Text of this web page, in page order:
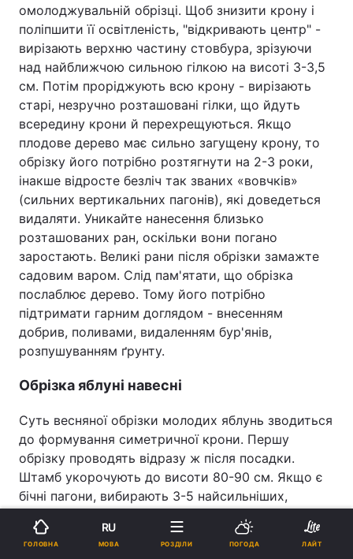
омолоджувальній обрізці. Щоб знизити крону і
поліпшити її освітленість, "відкривають центр" -
вирізають верхню частину стовбура, зрізуючи
над найближчою сильною гілкою на висоті 3-3,5
см. Потім проріджують всю крону - вирізають
старі, незручно розташовані гілки, що йдуть
всередину крони й перехрещуються. Якщо
плодове дерево має сильно загущену крону, то
обрізку його потрібно розтягнути на 2-3 роки,
інакше відросте безліч так званих «вовчків»
(сильних вертикальних пагонів), які доведеться
видаляти. Уникайте нанесення близько
розташованих ран, оскільки вони погано
заростають. Великі рани після обрізки замажте
садовим варом. Слід пам'ятати, що обрізка
послаблює дерево. Тому його потрібно
підтримати гарним доглядом - внесенням
добрив, поливами, видаленням бур'янів,
розпушуванням ґрунту.
Обрізка яблуні навесні
Суть весняної обрізки молодих яблунь зводиться
до формування симетричної крони. Першу
обрізку проводять відразу ж після посадки.
Штамб укорочують до висоти 80-90 см. Якщо є
бічні пагони, вибирають 3-5 найсильніших,
спрямованих у різні сторони, і вкорочують їх на
1/4-1/3 довжини. Якщо бічних пагонів немає, цю
процедуру проводять навесні наступного року.
ГОЛОВНА
RU
МОВА РОЗДІЛИ ПОГОДА ЛАЙТ